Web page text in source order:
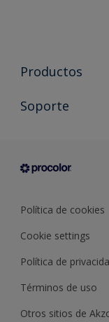
Productos
Todos los productos
Condiciones
Soporte
Sobre Procolor
Política de cookies
Cookie settings
Política de
Términos de uso
Otros sitios de